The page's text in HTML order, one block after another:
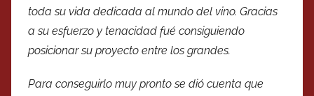
toda su vida dedicada al mundo del vino. Gracias
a su esfuerzo y tenacidad fué consiguiendo
posicionar su proyecto entre los grandes.
Para conseguirlo muy pronto se dió cuenta que